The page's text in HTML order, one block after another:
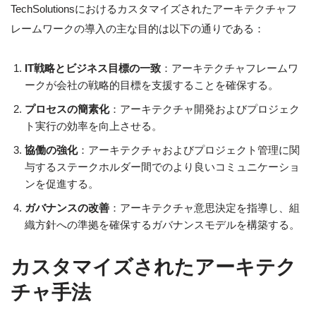
TechSolutionsにおけるカスタマイズされたアーキテクチャフ
レームワークの導入の主な目的は以下の通りである：
IT戦略とビジネス目標の一致 ：アーキテクチャフレームワ
ークが会社の戦略的目標を支援することを確保する。
プロセスの簡素化：アーキテクチャ開発およびプロジェク
ト実行の効率を向上させる。
協働の強化：アーキテクチャおよびプロジェクト管理に関
与するステークホルダー間でのより良いコミュニケーショ
ンを促進する。
ガバナンスの改善 ：アーキテクチャ意思決定を指導し、組
織方針への準拠を確保するガバナンスモデルを構築する。
カスタマイズされたアーキテク
チャ手法